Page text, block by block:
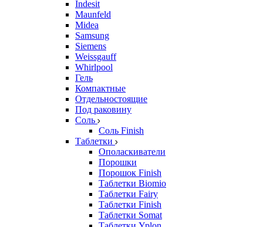
Indesit
Maunfeld
Midea
Samsung
Siemens
Weissgauff
Whirlpool
Гель
Компактные
Отдельностоящие
Под раковину
Соль
Соль Finish
Таблетки
Ополаскиватели
Порошки
Порошок Finish
Таблетки Biomio
Таблетки Fairy
Таблетки Finish
Таблетки Somat